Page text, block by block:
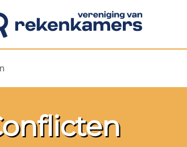
naar de inhoud gaan